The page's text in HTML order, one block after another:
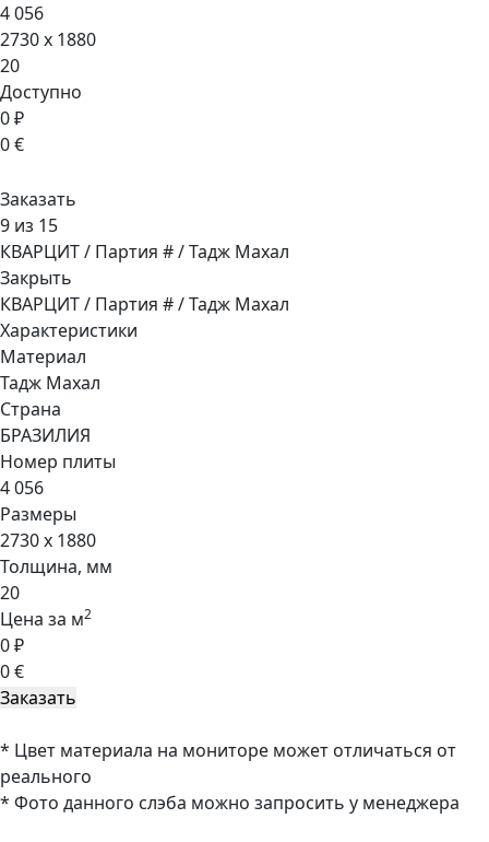
4 056
2730 x 1880
20
Доступно
0 ₽
0 €
Заказать
9 из 15
КВАРЦИТ / Партия # / Тадж Махал
Закрыть
КВАРЦИТ / Партия # / Тадж Махал
Характеристики
Материал
Тадж Махал
Страна
БРАЗИЛИЯ
Номер плиты
4 056
Размеры
2730 x 1880
Толщина, мм
20
Цена за м2
0 ₽
0 €
* Цвет материала на мониторе может отличаться от
реального
* Фото данного слэба можно запросить у менеджера